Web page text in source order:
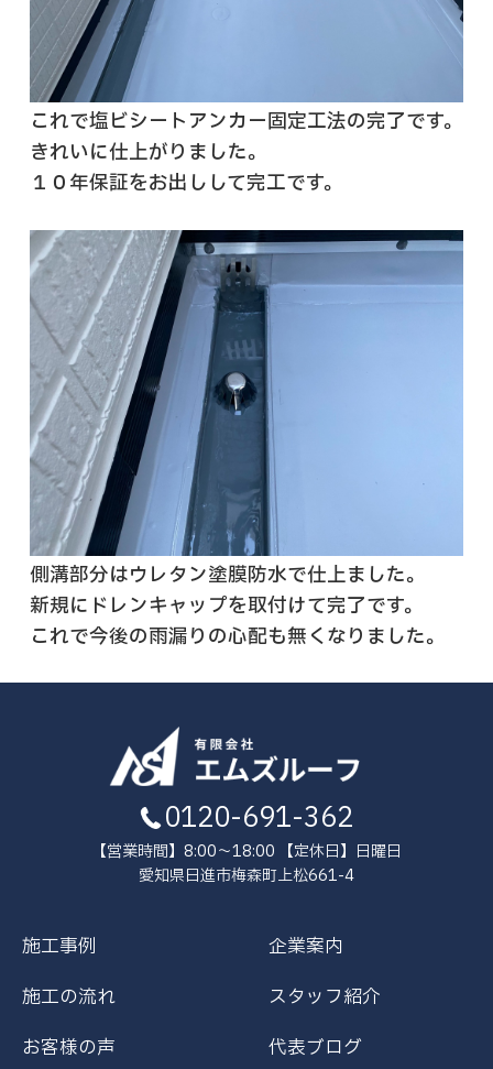
これで塩ビシートアンカー固定工法の完了です。
きれいに仕上がりました。
１０年保証をお出しして完工です。
側溝部分はウレタン塗膜防水で仕上ました。
新規にドレンキャップを取付けて完了です。
これで今後の雨漏りの心配も無くなりました。
0120-691-362
【営業時間】8:00～18:00 【定休日】日曜日
愛知県日進市梅森町上松661-4
施工事例
施工の流れ
お客様の声
企業案内
スタッフ紹介
代表ブログ